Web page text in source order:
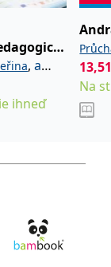
,a
ihneď
Na
soubor cookie
ID uživatele
údaje o
na webu. Tato
třetí straně.